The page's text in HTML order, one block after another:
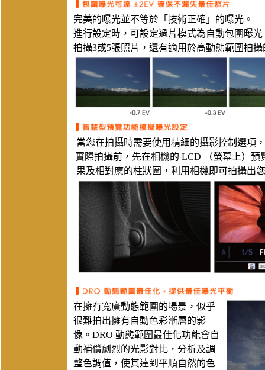
完美的曝光並不等於「技術正確」的曝光。
進行設定時，可設定過片模式為自動包圍曝
拍攝3或5張照片，還有適用於高動態範圍拍
當您在拍攝時需要使用精細的攝影控制選項
實際拍攝前，先在相機的 LCD （螢幕上）
果及相對應的柱狀圖，利用相機即可拍攝出
在擁有寬廣動態範圍的場景，似乎
很難拍出擁有自動色彩漸層的影
像。DRO 動態範圍最佳化功能會自
動補償劇烈的光影對比，分析及調
整色調值，使其達到平順自然的色